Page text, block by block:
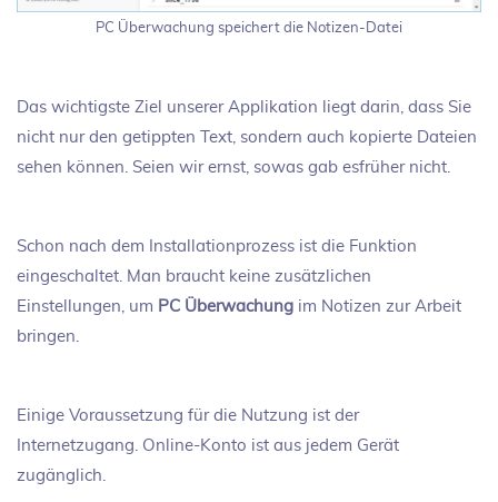
PC Überwachung speichert die Notizen-Datei
Das wichtigste Ziel unserer Applikation liegt darin, dass Sie
nicht nur den getippten Text, sondern auch kopierte Dateien
sehen können. Seien wir ernst, sowas gab esfrüher nicht.
Schon nach dem Installationprozess ist die Funktion
eingeschaltet. Man braucht keine zusätzlichen
Einstellungen, um PC Überwachung im Notizen zur Arbeit
bringen.
Einige Voraussetzung für die Nutzung ist der
Internetzugang. Online-Konto ist aus jedem Gerät
zugänglich.